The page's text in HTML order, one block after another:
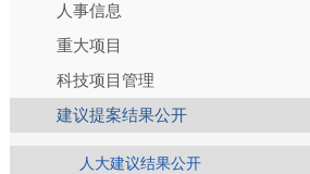
人事信息
重大项目
科技项目管理
建议提案结果公开
人大建议结果公开